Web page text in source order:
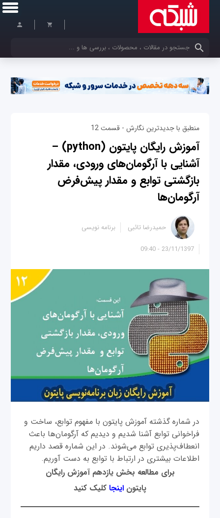
کلمات کلیدی خود را وارد کنید
منطبق با جدیدترین نگارش - قسمت 12
آموزش رایگان پایتون (python) –
آشنایی با آرگومان‌های ورودی، مقدار
بازگشتی توابع و مقدار پیش‌فرض
آرگومان‌ها
23/11/1397 - 09:40
حمیدرضا تائبی برنامه نویسی
در شماره گذشته آموزش پایتون با مفهوم توابع، ساخت و
فراخوانی توابع آشنا شدیم و دیدیم که آرگومان‌ها باعث
انعطاف‌پذیری توابع می‌شوند. در این شماره قصد داریم
اطلاعات بیشتری در ارتباط با توابع به دست آوریم.
برای مطالعه بخش یازدهم آموزش رایگان
پایتون اینجا کلیک کنید